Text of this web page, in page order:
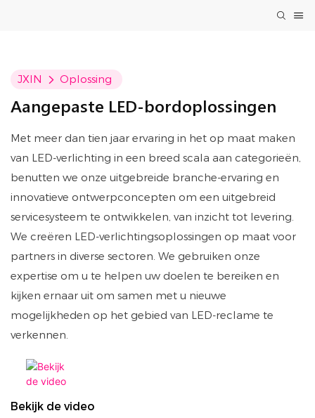
JXIN Oplossing
Aangepaste LED-bordoplossingen
Met meer dan tien jaar ervaring in het op maat maken
van LED-verlichting in een breed scala aan categorieën,
benutten we onze uitgebreide branche-ervaring en
innovatieve ontwerpconcepten om een ​​uitgebreid
servicesysteem te ontwikkelen, van inzicht tot levering.
We creëren LED-verlichtingsoplossingen op maat voor
partners in diverse sectoren. We gebruiken onze
expertise om u te helpen uw doelen te bereiken en
kijken ernaar uit om samen met u nieuwe
mogelijkheden op het gebied van LED-reclame te
verkennen.
Bekijk de video